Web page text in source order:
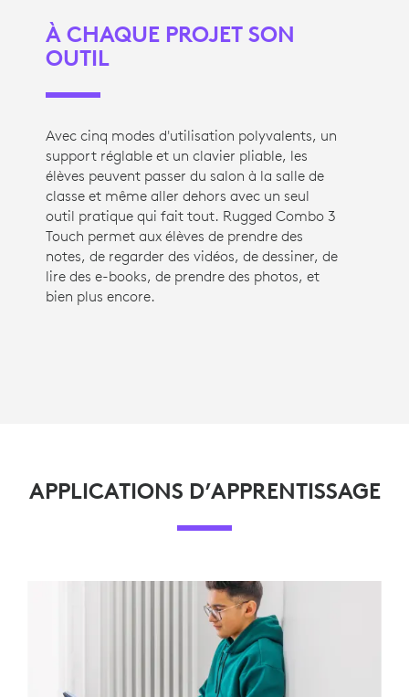
À CHAQUE PROJET SON
OUTIL
Avec cinq modes d'utilisation polyvalents, un
support réglable et un clavier pliable, les
élèves peuvent passer du salon à la salle de
classe et même aller dehors avec un seul
outil pratique qui fait tout. Rugged Combo 3
Touch permet aux élèves de prendre des
notes, de regarder des vidéos, de dessiner, de
lire des e-books, de prendre des photos, et
bien plus encore.
APPLICATIONS D’APPRENTISSAGE